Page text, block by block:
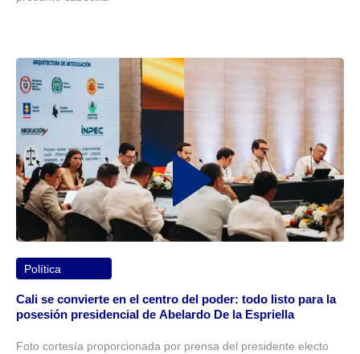
Política
Cali se convierte en el centro del poder: todo listo para la
posesión presidencial de Abelardo De la Espriella
Foto cortesía proporcionada por prensa del presidente electo